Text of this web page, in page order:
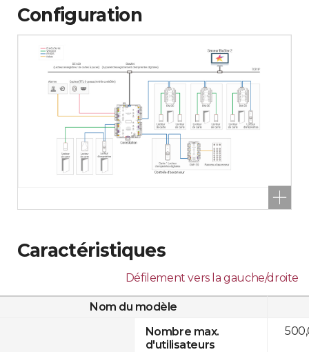
Configuration
Caractéristiques
Défilement vers la gauche/droite
Nom du modèle
Nombre max.
d'utilisateurs